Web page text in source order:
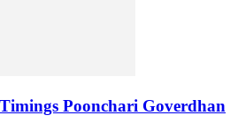
Poonchari Goverdhan